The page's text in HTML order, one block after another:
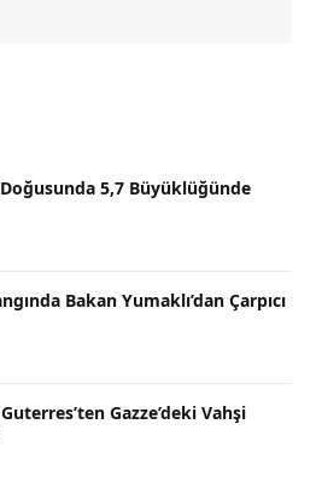
Doğusunda 5,7 Büyüklüğünde
Bakan Yumaklı’dan Çarpıcı
Gazze’deki Vahşi